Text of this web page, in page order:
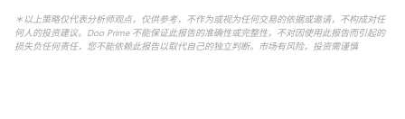
＊以上策略仅代表分析师观点，仅供参考，不作为或视为任何交易的依据或邀请，不构成对任
何人的投资建议。Doo Prime 不能保证此报告的准确性或完整性，不对因使用此报告而引起的
损失负任何责任，您不能依赖此报告以取代自己的独立判断。市场有风险，投资需谨慎